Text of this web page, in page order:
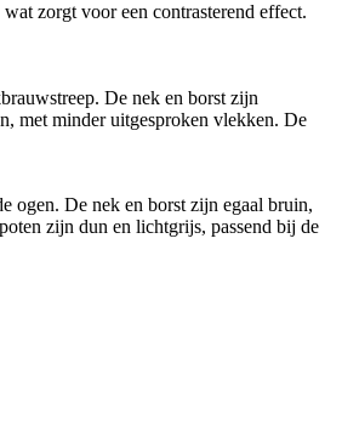
zorgt voor een contrasterend effect.
De nek en borst zijn
met minder uitgesproken vlekken. De
ogen. De nek en borst zijn egaal bruin,
zijn dun en lichtgrijs, passend bij de